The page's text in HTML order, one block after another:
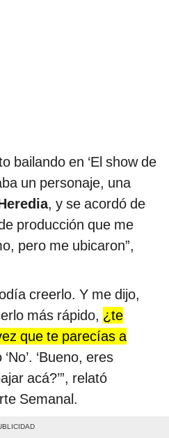
bailando en ‘El show de
un personaje, una
, y se acordó de
producción que me
pero me ubicaron”,
creerlo. Y me dijo,
más rápido, ¿te
que te parecías a
‘No’. ‘Bueno, eres
acá?’”, relató
Semanal.